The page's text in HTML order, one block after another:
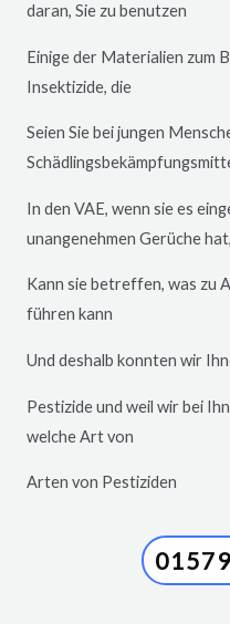
daran, Sie zu benutzen
Einige der Materialien zum
Insektizide, die
Seien Sie bei jungen
In den VAE, wenn sie es
unangenehmen Gerüche
Kann sie betreffen, was zu
führen kann
Und deshalb konnten wir
Pestizide und weil wir bei
welche Art von
Arten von Pestiziden